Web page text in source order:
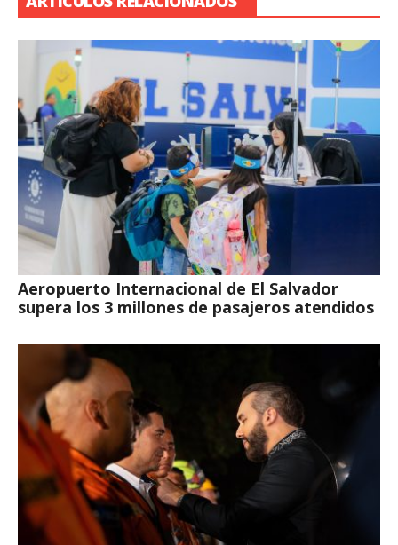
Aeropuerto Internacional de El Salvador
supera los 3 millones de pasajeros atendidos